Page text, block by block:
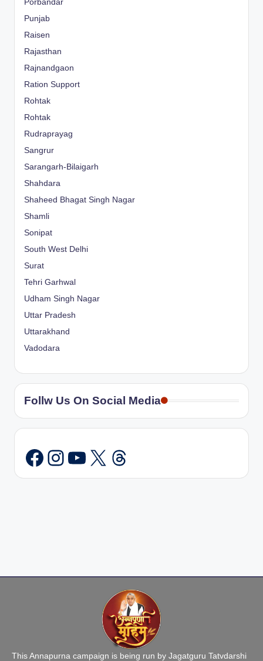
Porbandar
Punjab
Raisen
Rajasthan
Rajnandgaon
Ration Support
Rohtak
Rohtak
Rudraprayag
Sangrur
Sarangarh-Bilaigarh
Shahdara
Shaheed Bhagat Singh Nagar
Shamli
Sonipat
South West Delhi
Surat
Tehri Garhwal
Udham Singh Nagar
Uttar Pradesh
Uttarakhand
Vadodara
Follw Us On Social Media
Instagram
YouTube
X Threads
This Annapurna campaign is being run by Jagatguru Tatvdarshi